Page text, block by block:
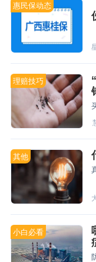
惠民保动态
理赔技巧
其他
小白必看